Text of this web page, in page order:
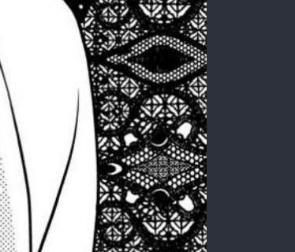
:692.15.692.671:rzdrzd.ydgzwzktg.oi